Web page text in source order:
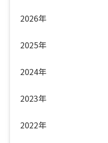
2026年
2025年
2024年
2023年
2022年